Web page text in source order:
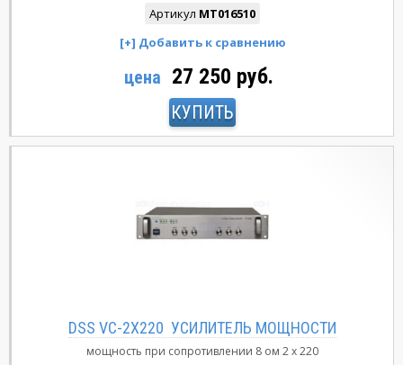
Артикул MT016510
цена 27 250 руб.
КУПИТЬ
DSS VC-2X220 УСИЛИТЕЛЬ МОЩНОСТИ
мощность при сопротивлении 8 ом 2 x 220